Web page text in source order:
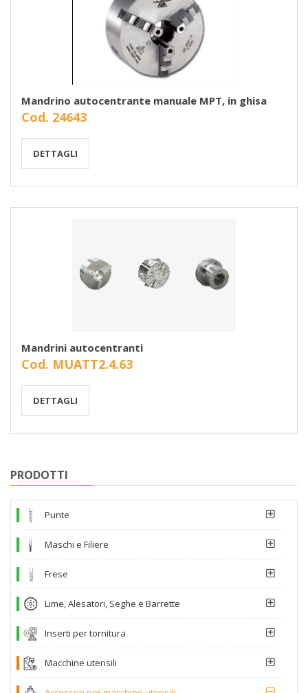
Mandrino autocentrante manuale MPT, in ghisa
Cod. 24643
DETTAGLI
Mandrini autocentranti
Cod. MUATT2.4.63
DETTAGLI
PRODOTTI
Punte
Maschi e Filiere
Frese
Lime, Alesatori, Seghe e Barrette
Inserti per tornitura
Macchine utensili